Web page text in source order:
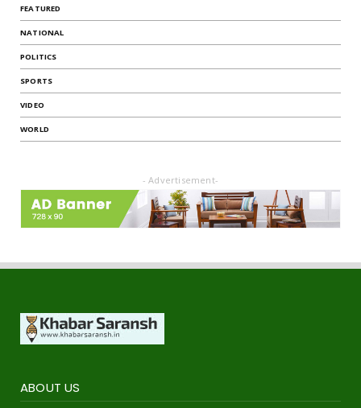
FEATURED
NATIONAL
POLITICS
SPORTS
VIDEO
WORLD
- Advertisement-
ABOUT US